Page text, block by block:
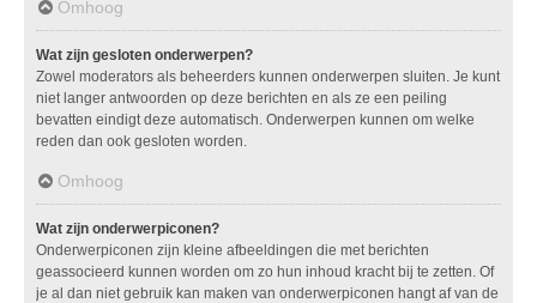
Omhoog
Wat zijn gesloten onderwerpen?
Zowel moderators als beheerders kunnen onderwerpen sluiten. Je kunt
niet langer antwoorden op deze berichten en als ze een peiling
bevatten eindigt deze automatisch. Onderwerpen kunnen om welke
reden dan ook gesloten worden.
Omhoog
Wat zijn onderwerpiconen?
Onderwerpiconen zijn kleine afbeeldingen die met berichten
geassocieerd kunnen worden om zo hun inhoud kracht bij te zetten. Of
je al dan niet gebruik kan maken van onderwerpiconen hangt af van de